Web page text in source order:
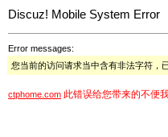
Discuz! Mobile System Error
Error messages:
您当前的访问请求当中含有非法字符，
ctphome.com 此错误给您带来的不便